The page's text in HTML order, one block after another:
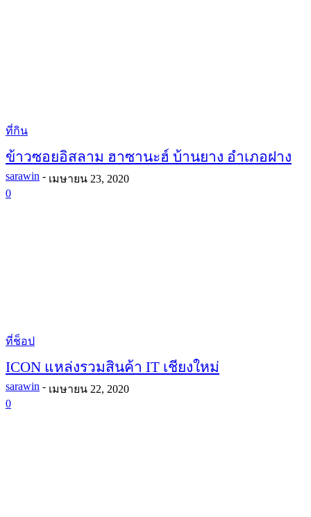
ที่กิน
ข้าวซอยอิสลาม ฮาซานะฮ์ บ้านยาง อำเภอฝาง
sarawin - เมษายน 23, 2020
0
ที่ช็อป
ICON แหล่งรวมสินค้า IT เชียงใหม่
sarawin - เมษายน 22, 2020
0